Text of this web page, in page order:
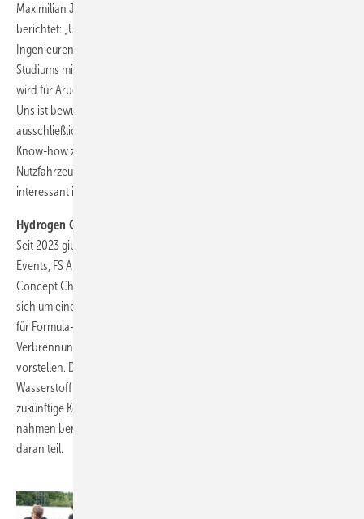
Maximilian Jauk, Head of Design bei Formula Student Austria,
berichtet: „Unsere Motivation liegt darin, dass wir den zukünftigen
Ingenieuren die Chance bieten möchten, sich außerhalb des
Studiums mit dem Thema Wasserstoff zu beschäftigen. Dieses Thema
wird für Arbeitgeber aus verschiedenen Branchen immer wichtiger.
Uns ist bewusst, dass sich Alumni von Formula-Student-Teams nicht
ausschließlich in der Automobilbranche bewerben, sondern auch das
Know-how zu Wasserstoff für Arbeitgeber aus den Bereichen
Nutzfahrzeuge, Energieinfrastruktur und Wasserstofferzeugung
interessant ist.“
Hydrogen Concept Challenge
Seit 2023 gibt es in Kooperation mit zwei weiteren Formula-Student-
Events, FS Alpe Adria (Kroatien) und FS East (Ungarn), eine Hydrogen
Concept Challenge. Bei der Hydrogen Concept Challenge handelt es
sich um einen Ideenwettbewerb, in dem Studierende ihre Konzepte
für Formula-Student-Fahrzeuge mit einer Brennstoffzelle oder
Verbrennungsmotor Experten aus der Industrie sowie Judges von FSA
vorstellen. Dabei werden die Teams erstmals mit dem Thema
Wasserstoff in Berührung gebracht und machen sich Gedanken über
zukünftige Konzepte. Im Rahmen von Formula Student Austria
nahmen bereits 2023 Teams aus Wien, Deggendorf und Stuttgart
daran teil.